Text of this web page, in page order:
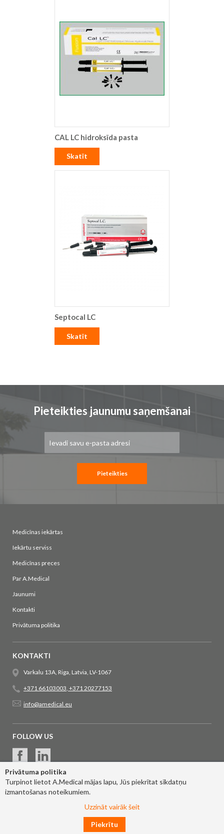
Privātuma politika
Turpinot lietot A.Medical mājas lapu, Jūs piekrītat sīkdatņu
izmantošanas noteikumiem.
Uzzināt vairāk šeit
Piekrītu
CAL LC hidroksīda pasta
Skatīt
Septocal LC
Skatīt
Pieteikties jaunumu saņemšanai
saņemšanai:
Pieteikties
Medicīnas iekārtas
Iekārtu serviss
Medicīnas preces
Par A.Medical
Jaunumi
Kontakti
Privātuma politika
KONTAKTI
Varkalu 13A, Riga, Latvia, LV-1067
+371 66103003, +371 20277153
info@amedical.eu
FOLLOW US
© 2017